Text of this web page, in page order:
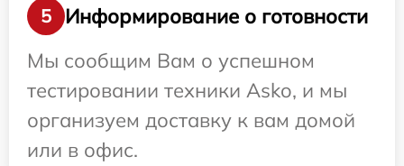
5
Информирование о готовности
Мы сообщим Вам о успешном
тестировании техники Asko, и мы
организуем доставку к вам домой
или в офис.